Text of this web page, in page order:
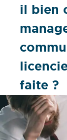
il bien
faite ?